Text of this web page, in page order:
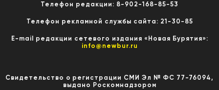
Телефон редакции: 8-902-168-85-53
Телефон рекламной службы сайта: 21-30-85
E-mail редакции сетевого издания «Новая Бурятия»:
info@newbur.ru
Свидетельство о регистрации СМИ Эл № ФС 77-76094,
выдано Роскомнадзором